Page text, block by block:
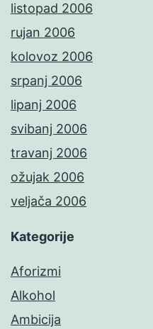
listopad 2006
rujan 2006
kolovoz 2006
srpanj 2006
lipanj 2006
svibanj 2006
travanj 2006
ožujak 2006
veljača 2006
Kategorije
Aforizmi
Alkohol
Ambicija